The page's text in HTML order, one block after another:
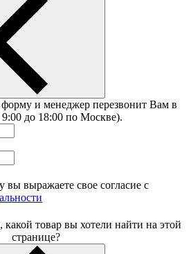
и менеджер перезвонит Вам в
до 18:00 по Москве).
вы выражаете свое согласие с
товар вы хотели найти на этой
странице?